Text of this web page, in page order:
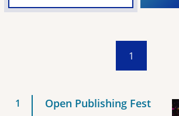
1
Open Publishing Fest